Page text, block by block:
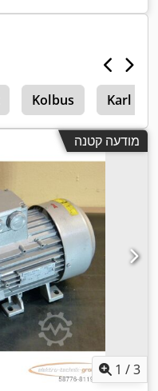
Kolbus Karl
מודעה קטנה
1 /3